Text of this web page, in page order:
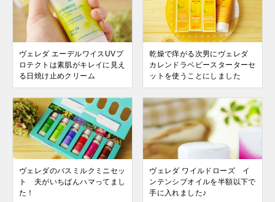
ヴェレダ エーデルワイスUVプ
ロテクトは素肌がキレイに見え
る日焼け止めクリーム
乾燥で痒がる次男にヴェレダ
カレンドラベビースターターセ
ットを使うことにしました
ヴェレダのバスミルクミニセッ
ト 夫がいちばんハマってまし
た！
ヴェレダ ワイルドローズ イ
ンテンシブオイルを半額以下で
手に入れました♪